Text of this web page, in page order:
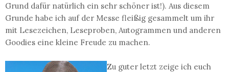
Grund dafür natürlich ein sehr schöner ist!). Aus diesem
Grunde habe ich auf der Messe fleißig gesammelt um ihr
mit Lesezeichen, Leseproben, Autogrammen und anderen
Goodies eine kleine Freude zu machen.
Zu guter letzt zeige ich euch